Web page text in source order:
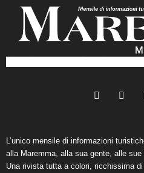
L’unico mensile di informazioni
alla Maremma, alla sua gente, alle sue
Una rivista tutta a colori, ricchissima